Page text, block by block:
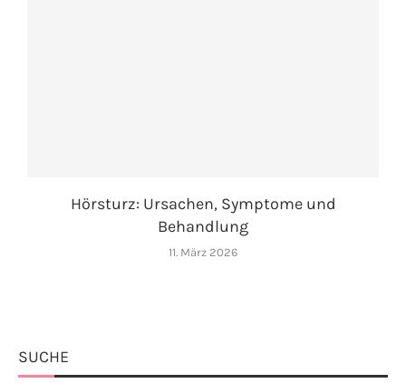
Hörsturz: Ursachen, Symptome und
Behandlung
11. März 2026
SUCHE